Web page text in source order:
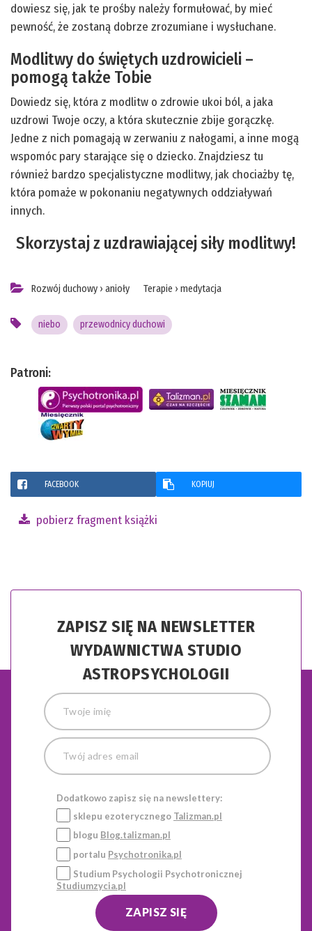
dowiesz się, jak te prośby należy formułować, by mieć
pewność, że zostaną dobrze zrozumiane i wysłuchane.
Modlitwy do świętych uzdrowicieli –
pomogą także Tobie
Dowiedz się, która z modlitw o zdrowie ukoi ból, a jaka
uzdrowi Twoje oczy, a która skutecznie zbije gorączkę.
Jedne z nich pomagają w zerwaniu z nałogami, a inne mogą
wspomóc pary starające się o dziecko. Znajdziesz tu
również bardzo specjalistyczne modlitwy, jak chociażby tę,
która pomaże w pokonaniu negatywnych oddziaływań
innych.
Skorzystaj z uzdrawiającej siły modlitwy!
Rozwój duchowy › anioły Terapie › medytacja
niebo przewodnicy duchowi
Patroni:
FACEBOOK KOPIUJ
pobierz fragment książki
ZAPISZ SIĘ NA NEWSLETTER
WYDAWNICTWA STUDIO
ASTROPSYCHOLOGII
Dodatkowo zapisz się na newslettery:
sklepu ezoterycznego Talizman.pl
blogu Blog.talizman.pl
portalu Psychotronika.pl
Studium Psychologii Psychotronicznej
Studiumzycia.pl
ZAPISZ SIĘ